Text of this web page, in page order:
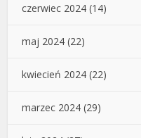
czerwiec 2024 (14)
maj 2024 (22)
kwiecień 2024 (22)
marzec 2024 (29)